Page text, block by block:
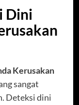
Dini
Kerusakan
sangat
Deteksi dini